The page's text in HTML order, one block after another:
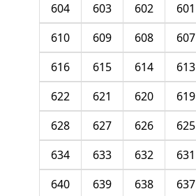
601
602
603
604
607
608
609
610
613
614
615
616
619
620
621
622
625
626
627
628
631
632
633
634
637
638
639
640